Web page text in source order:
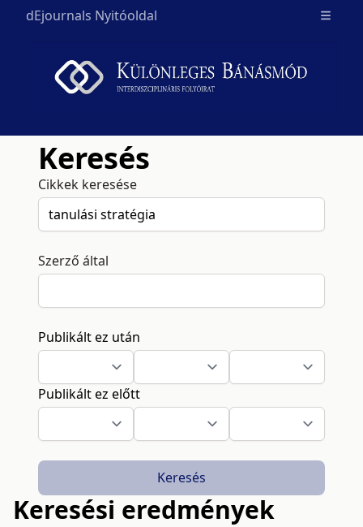
dEjournals Nyitóoldal Open
Keresés
Cikkek keresése
Szerző által
Publikált ez után
Publikált ez előtt
Keresés
Keresési eredmények